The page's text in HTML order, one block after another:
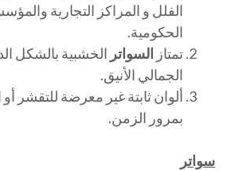
الفلل و المراكز التجارية
الحكومية.
تمتاز السواتر الخشبية بالشكل
الجمالي الأنيق.
ألوان ثابتة غير معرضة للتقشر أو
بمرور الزمن.
سواتر